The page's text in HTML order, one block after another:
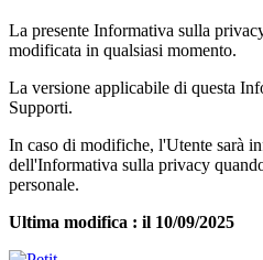
La presente Informativa sulla
modificata in qualsiasi momento.
La versione applicabile di questa
Supporti.
In caso di modifiche, l'Utente sarà
dell'Informativa sulla privacy
personale.
Ultima modifica : il 10/09/2025